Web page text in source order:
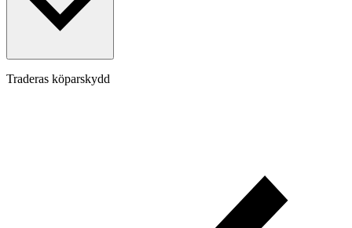
Traderas köparskydd